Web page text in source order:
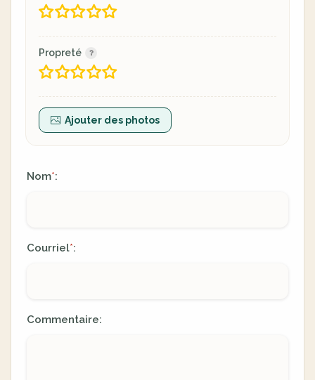
Propreté
Ajouter des photos
Nom*:
Courriel*:
Commentaire: